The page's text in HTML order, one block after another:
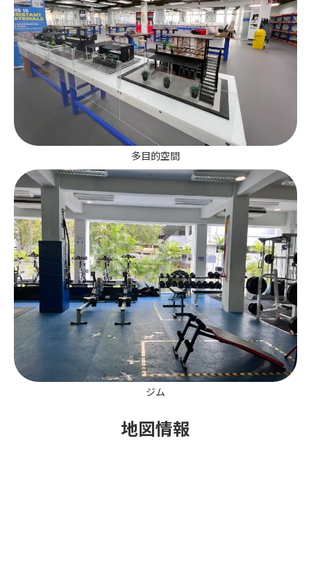
多目的空間
ジム
地図情報